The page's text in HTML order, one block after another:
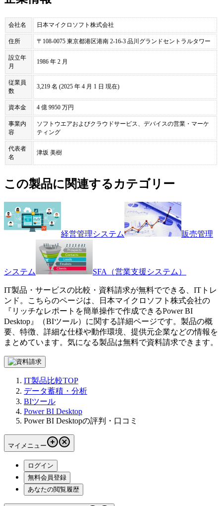
会社名 日本マイクロソフト株式会社
住所 〒108-0075 東京都港区港南 2-16-3 品川グランドセントラルタワー
設立年
月
1986 年 2 月
従業員
数
3,219 名 (2025 年 4 月 1 日 現在)
資本金 4 億 9950 万円
事業内
容
ソフトウエアおよびクラウドサービス、デバイスの営業・マーケ
ティング
代表者
名
津坂 美樹
この製品に関連するカテゴリー
経営管理システム 販売管理
システム SFA（営業支援システム）
IT製品・サービスの比較・資料請求が無料でできる、ITトレ
ンド。こちらのページは、
日本マイクロソフト株式会社の
『 リッチなレポートを簡単操作で作成できるPower BI
Desktop 』（BIツール）に関する詳細ページです。製品の概
要、特徴、詳細な仕様や動作環境、提供元企業などの情報を
まとめています。気になる製品は無料で資料請求できます。
IT製品比較TOP
データ蓄積・分析
BIツール
Power BI Desktop
Power BI Desktopの評判・口コミ
マイメニュー
ログイン
無料会員登録
あなたの閲覧履歴